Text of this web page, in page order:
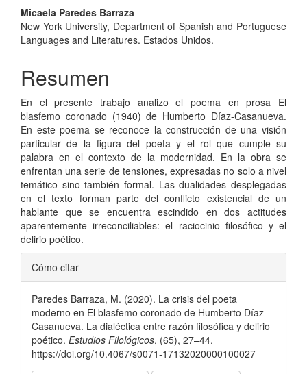
Contenido
principal
artículo
Micaela Paredes Barraza
New York University, Department of Spanish and Portuguese
Languages and Literatures. Estados Unidos.
Resumen
En el presente trabajo analizo el poema en prosa El
blasfemo coronado (1940) de Humberto Díaz-Casanueva.
En este poema se reconoce la construcción de una visión
particular de la figura del poeta y el rol que cumple su
palabra en el contexto de la modernidad. En la obra se
enfrentan una serie de tensiones, expresadas no solo a nivel
temático sino también formal. Las dualidades desplegadas
en el texto forman parte del conflicto existencial de un
hablante que se encuentra escindido en dos actitudes
aparentemente irreconciliables: el raciocinio filosófico y el
delirio poético.
Detalles
del
artículo
Cómo citar
Paredes Barraza, M. (2020). La crisis del poeta
moderno en El blasfemo coronado de Humberto Díaz-
Casanueva. La dialéctica entre razón filosófica y delirio
poético. Estudios Filológicos, (65), 27–44.
https://doi.org/10.4067/s0071-17132020000100027